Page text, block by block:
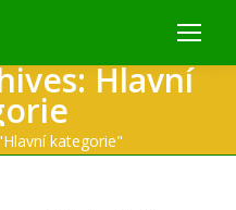
Hlavní
kategorie"